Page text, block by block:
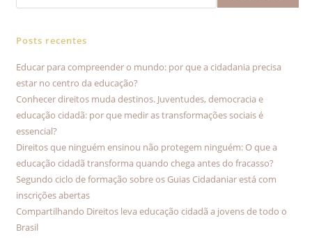
Posts recentes
Educar para compreender o mundo: por que a cidadania precisa
estar no centro da educação?
Conhecer direitos muda destinos. Juventudes, democracia e
educação cidadã: por que medir as transformações sociais é
essencial?
Direitos que ninguém ensinou não protegem ninguém: O que a
educação cidadã transforma quando chega antes do fracasso?
Segundo ciclo de formação sobre os Guias Cidadaniar está com
inscrições abertas
Compartilhando Direitos leva educação cidadã a jovens de todo o
Brasil